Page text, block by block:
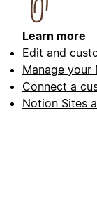
Learn more
Edit and
Manage your
Connect a
Notion Sites